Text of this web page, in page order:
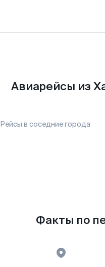
Авиарейсы из
Рейсы в соседние города
Факты по